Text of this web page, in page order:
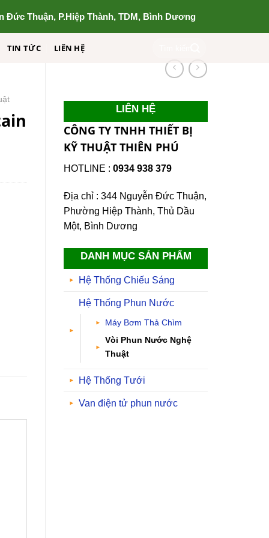
Đức Thuận, P.Hiệp Thành, TDM, Bình Dương
TIN TỨC LIÊN HỆ
LIÊN HỆ
CÔNG TY TNHH THIẾT BỊ
KỸ THUẬT THIÊN PHÚ
HOTLINE : 0934 938 379
Địa chỉ : 344 Nguyễn Đức Thuận,
Phường Hiệp Thành, Thủ Dầu
Một, Bình Dương
DANH MỤC SẢN PHẨM
Hệ Thống Chiếu Sáng
Hệ Thống Phun Nước
Máy Bơm Thả Chìm
Vòi Phun Nước Nghệ
Thuật
Hệ Thống Tưới
Van điện tử phun nước